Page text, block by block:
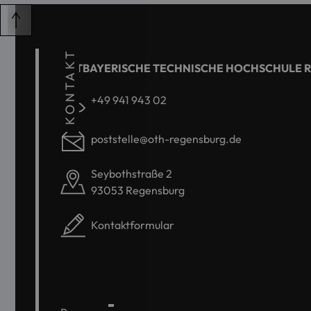
KONTAKT
OSTBAYERISCHE TECHNISCHE HOCHSCHULE
+49 941 943 02
poststelle@oth-regensburg.de
Seybothstraße 2
93053 Regensburg
Kontaktformular